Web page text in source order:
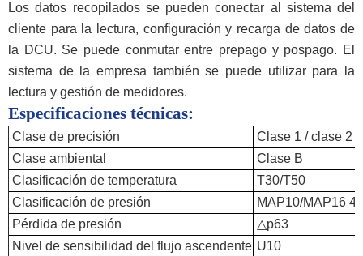
Los datos recopilados se pueden conectar al sistema del
cliente para la lectura, configuración y recarga de datos de
la DCU. Se puede conmutar entre prepago y pospago. El
sistema de la empresa también se puede utilizar para la
lectura y gestión de medidores.
Especificaciones técnicas:
Clase de precisión
Clase 1 / clase 2
Clase ambiental
Clase B
Clasificación de temperatura
T30/T50
Clasificación de presión
MAP10/MAP16
Pérdida de presión
△p63
Nivel de sensibilidad del flujo ascendente U10